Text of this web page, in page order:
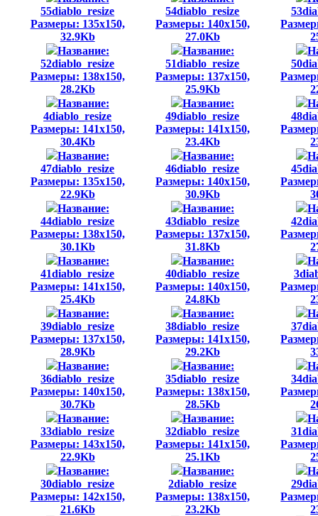
55diablo_resize
Размеры: 135x150,
32.9Kb
54diablo_resize
Размеры: 140x150,
27.0Kb
Название:
52diablo_resize
Размеры: 138x150,
28.2Kb
Название:
51diablo_resize
Размеры: 137x150,
25.9Kb
Название:
4diablo_resize
Размеры: 141x150,
30.4Kb
Название:
49diablo_resize
Размеры: 141x150,
23.4Kb
Название:
47diablo_resize
Размеры: 135x150,
22.9Kb
Название:
46diablo_resize
Размеры: 140x150,
30.9Kb
Название:
44diablo_resize
Размеры: 138x150,
30.1Kb
Название:
43diablo_resize
Размеры: 137x150,
31.8Kb
Название:
41diablo_resize
Размеры: 141x150,
25.4Kb
Название:
40diablo_resize
Размеры: 140x150,
24.8Kb
Название:
39diablo_resize
Размеры: 137x150,
28.9Kb
Название:
38diablo_resize
Размеры: 141x150,
29.2Kb
Название:
36diablo_resize
Размеры: 140x150,
30.7Kb
Название:
35diablo_resize
Размеры: 138x150,
28.5Kb
Название:
33diablo_resize
Размеры: 143x150,
22.9Kb
Название:
32diablo_resize
Размеры: 141x150,
25.1Kb
Название:
30diablo_resize
Размеры: 142x150,
21.6Kb
Название:
2diablo_resize
Размеры: 138x150,
23.2Kb